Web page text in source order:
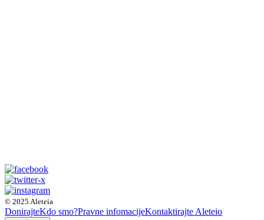
© 2025 Aleteia
DonirajteKdo smo?Pravne infomacijeKontaktirajte Aleteio